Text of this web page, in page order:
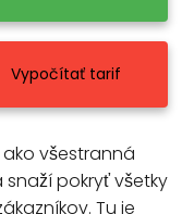
Vypočítať tarif
ako všestranná
snaží pokryť všetky
Tu je